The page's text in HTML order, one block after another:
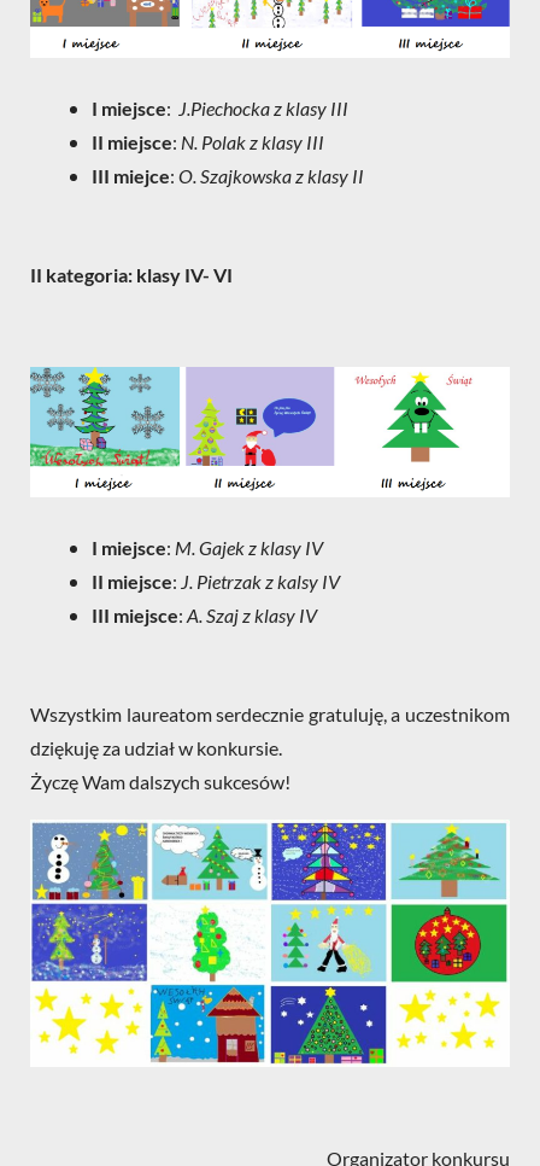
I miejsce: J.Piechocka z klasy III
II miejsce: N. Polak z klasy III
III miejce: O. Szajkowska z klasy II
II kategoria: klasy IV- VI
I miejsce: M. Gajek z klasy IV
II miejsce: J. Pietrzak z kalsy IV
III miejsce: A. Szaj z klasy IV
Wszystkim laureatom serdecznie gratuluję, a uczestnikom
dziękuję za udział w konkursie.
Życzę Wam dalszych sukcesów!
Organizator konkursu